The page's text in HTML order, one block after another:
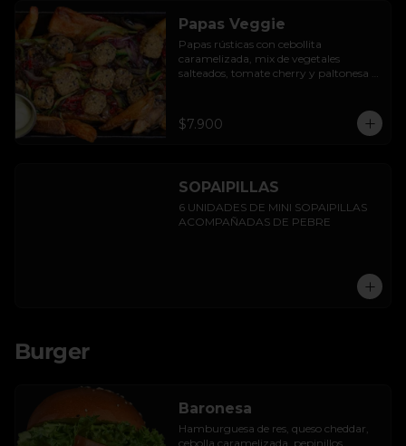
Papas Veggie
Papas rústicas con cebollita
caramelizada, mix de vegetales
salteados, tomate cherry y paltonesa
$7.900
SOPAIPILLAS
6 UNIDADES DE MINI SOPAIPILLAS
ACOMPAÑADAS DE PEBRE
Burger
Baronesa
Hamburguesa de res, queso cheddar,
cebolla caramelizada, pepinillos,